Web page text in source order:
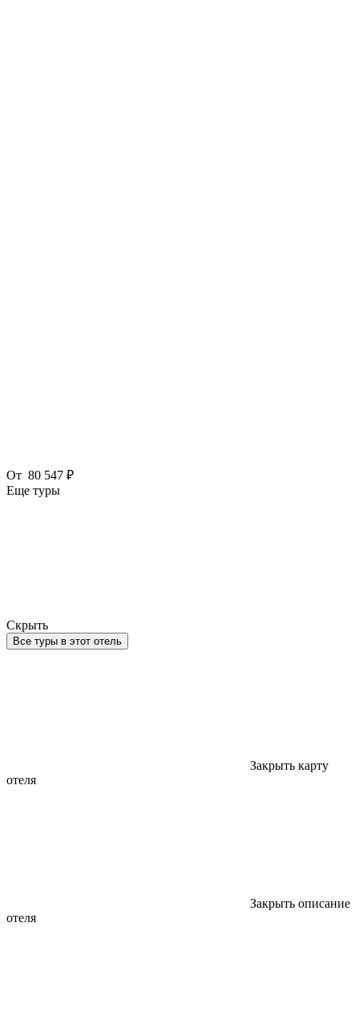
От 80 547 ₽
Еще туры
Скрыть
Все туры в этот отель
Закрыть карту
отеля
Закрыть описание
отеля